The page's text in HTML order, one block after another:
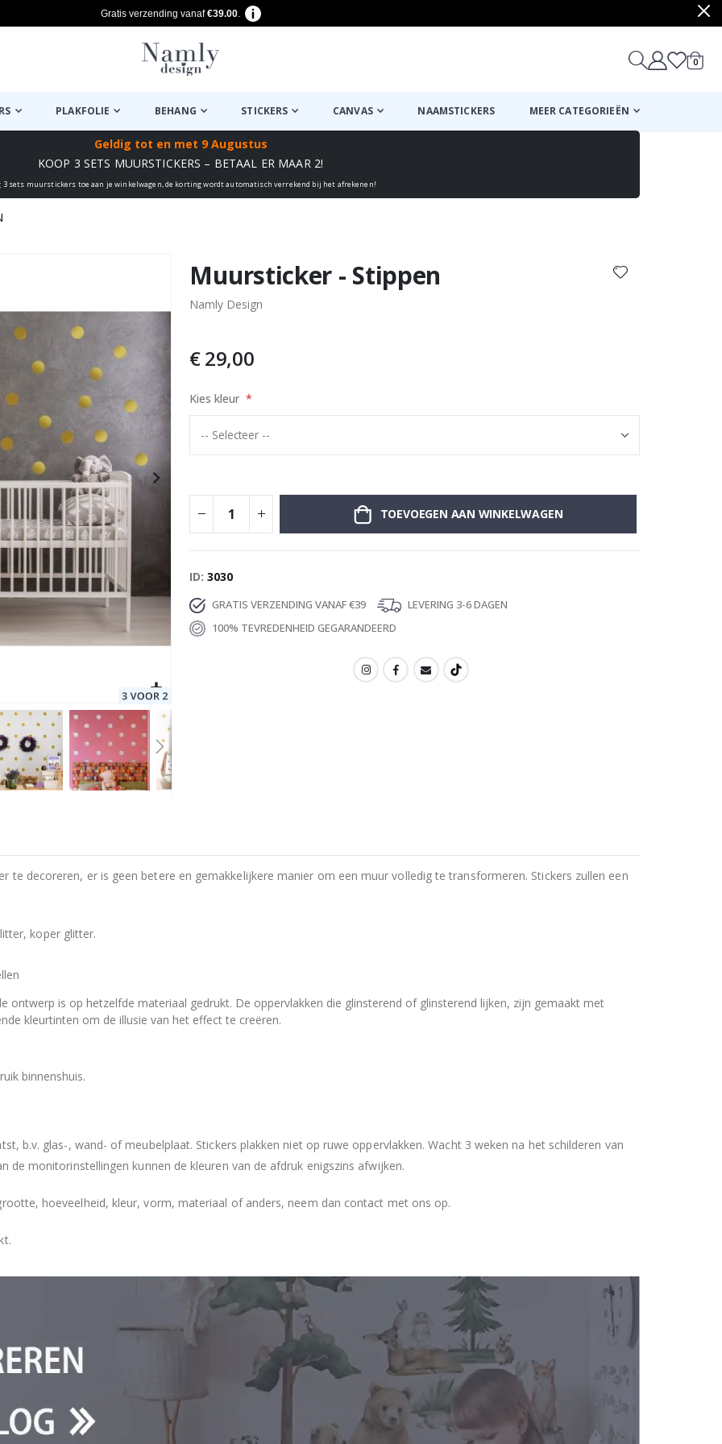
Gratis verzending vanaf€39.00.
0
PLAKFOLIE BEHANG STICKERS CANVAS NAAMSTICKERS MEER CATEGORIEËN
Geldig tot en met 9 Augustus
KOOP 3 SETS MUURSTICKERS – BETAAL ER MAAR 2!
3 sets muurstickers toe aan je winkelwagen, de korting wordt automatisch verrekend bij het afrekenen!
Muursticker - Stippen
Namly Design
€ 29,00
Kies kleur
TOEVOEGEN AAN WINKELWAGEN
ID 3030
GRATIS VERZENDING VANAF €39
LEVERING 3-6 DAGEN
100% TEVREDENHEID GEGARANDEERD
te decoreren, er is geen betere en gemakkelijkere manier om een muur volledig te transformeren. Stickers zullen een
koper glitter.
ontwerp is op hetzelfde materiaal gedrukt. De oppervlakken die glinsterend of glinsterend lijken, zijn gemaakt met
kleurtinten om de illusie van het effect te creëren.
binnenshuis.
b.v. glas-, wand- of meubelplaat. Stickers plakken niet op ruwe oppervlakken. Wacht 3 weken na het schilderen van
de monitorinstellingen kunnen de kleuren van de afdruk enigszins afwijken.
hoeveelheid, kleur, vorm, materiaal of anders, neem dan contact met ons op.